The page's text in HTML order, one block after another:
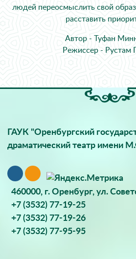
людей переосмыслить свой
расставить
Автор - Туфан
Режиссер - Рустам
ГАУК "Оренбургский
драматический театр имени
460000, г. Оренбург, ул.
+7 (3532) 77-19-25
+7 (3532) 77-19-26
+7 (3532) 77-95-95